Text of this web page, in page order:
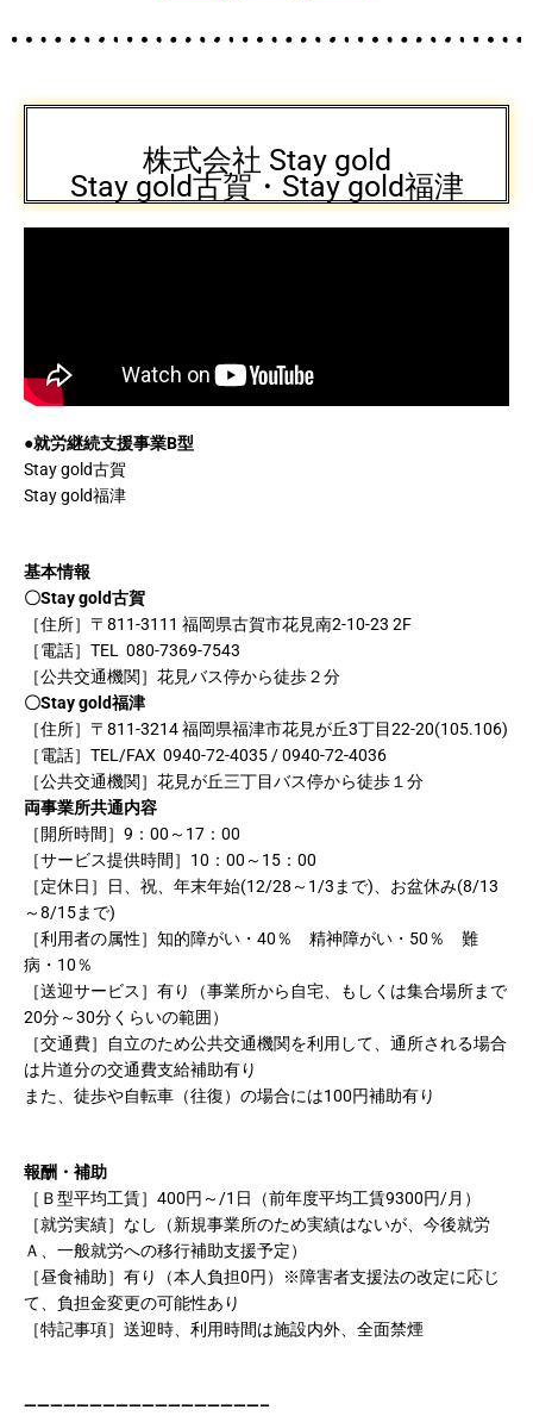
e
e
o
k
t
g
a
m
株式会社 Stay gold
Stay gold古賀・Stay gold福津
●就労継続支援事業B型
Stay gold古賀
Stay gold福津
基本情報
〇Stay gold古賀
［住所］〒811-3111 福岡県古賀市花見南2-10-23 2F
［電話］TEL 080-7369-7543
［公共交通機関］花見バス停から徒歩２分
〇Stay gold福津
［住所］〒811-3214 福岡県福津市花見が丘3丁目22-20(105.106)
［電話］TEL/FAX 0940-72-4035 / 0940-72-4036
［公共交通機関］花見が丘三丁目バス停から徒歩１分
両事業所共通内容
［開所時間］9：00～17：00
［サービス提供時間］10：00～15：00
［定休日］日、祝、年末年始(12/28～1/3まで)、お盆休み(8/13
～8/15まで)
［利用者の属性］知的障がい・40％ 精神障がい・50％ 難
病・10％
［送迎サービス］有り（事業所から自宅、もしくは集合場所まで
20分～30分くらいの範囲）
［交通費］自立のため公共交通機関を利用して、通所される場合
は片道分の交通費支給補助有り
また、徒歩や自転車（往復）の場合には100円補助有り
報酬・補助
［Ｂ型平均工賃］400円～/1日（前年度平均工賃9300円/月）
［就労実績］なし（新規事業所のため実績はないが、今後就労
Ａ、一般就労への移行補助支援予定）
［昼食補助］有り（本人負担0円）※障害者支援法の改定に応じ
て、負担金変更の可能性あり
［特記事項］送迎時、利用時間は施設内外、全面禁煙
——————————————————–